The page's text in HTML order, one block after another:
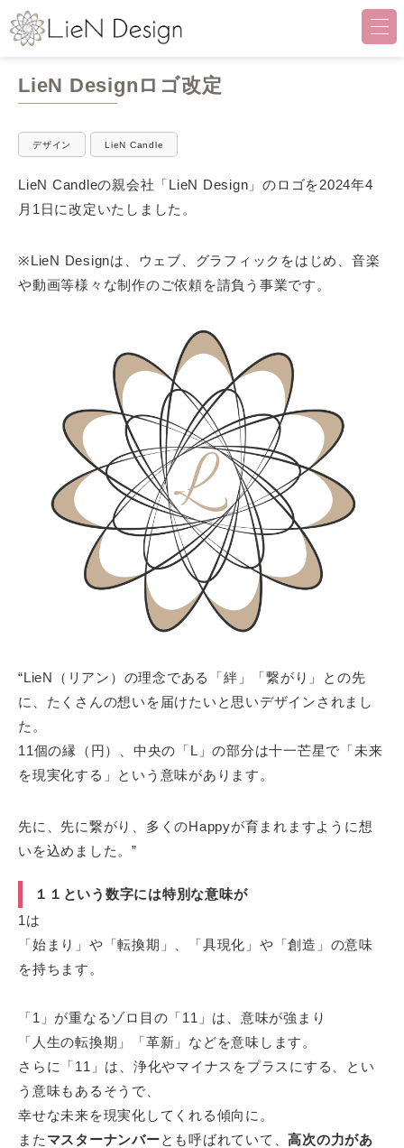
LieN Design（リアンデザイン
LieN Designロゴ改定
デザイン LieN Candle
LieN Candleの親会社「LieN Design」のロゴを2024年4
月1日に改定いたしました。
※LieN Designは、ウェブ、グラフィックをはじめ、音楽
や動画等様々な制作のご依頼を請負う事業です。
“LieN（リアン）の理念である「絆」「繋がり」との先
に、たくさんの想いを届けたいと思いデザインされまし
た。
11個の縁（円）、中央の「L」の部分は十一芒星で「未来
を現実化する」という意味があります。
先に、先に繋がり、多くのHappyが育まれますように想
いを込めました。”
１１という数字には特別な意味が
1は
「始まり」や「転換期」、「具現化」や「創造」の意味
を持ちます。
「1」が重なるゾロ目の「11」は、意味が強まり
「人生の転換期」「革新」などを意味します。
さらに「11」は、浄化やマイナスをプラスにする、とい
う意味もあるそうで、
幸せな未来を現実化してくれる傾向に。
また マスターナンバーとも呼ばれていて、高次の力があ